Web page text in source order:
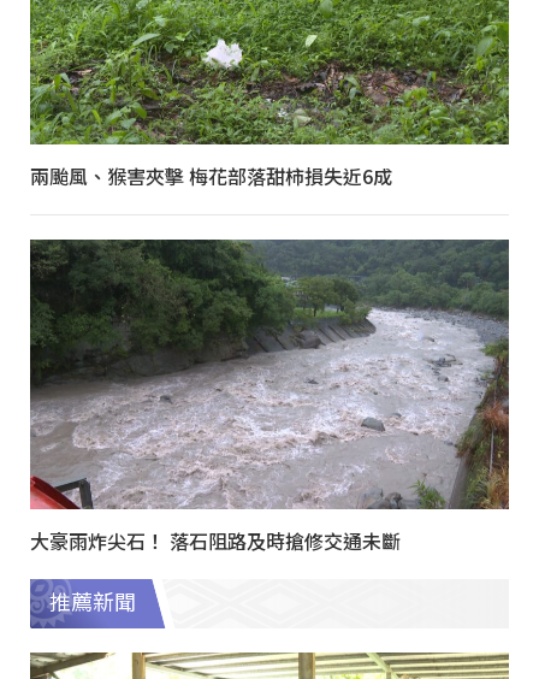
兩颱風、猴害夾擊 梅花部落甜柿損失近6成
大豪雨炸尖石！ 落石阻路及時搶修交通未斷
推薦新聞